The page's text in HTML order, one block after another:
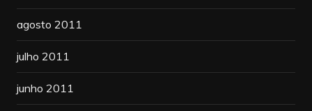
agosto 2011
julho 2011
junho 2011